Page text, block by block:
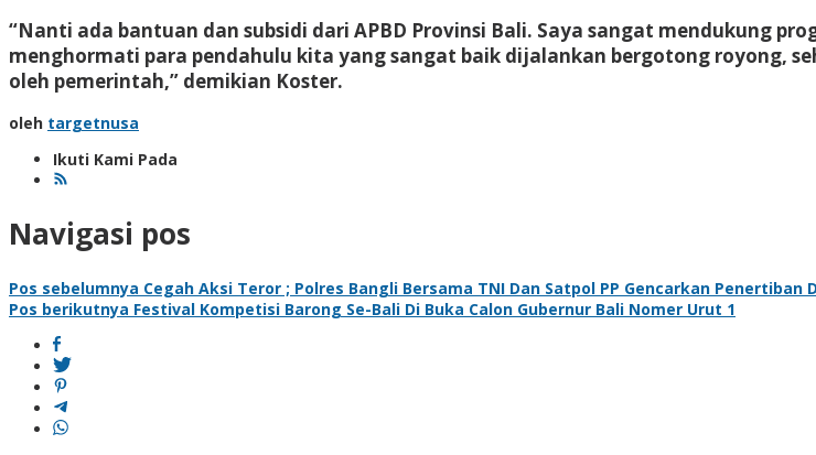
“Nanti ada bantuan dan subsidi dari APBD Provinsi Bali. Saya sangat mendukung
menghormati para pendahulu kita yang sangat baik dijalankan bergotong royong,
oleh pemerintah,” demikian Koster.
oleh targetnusa
Ikuti Kami Pada
Navigasi pos
Pos sebelumnya Cegah Aksi Teror ; Polres Bangli Bersama TNI Dan Satpol PP Gencarkan Penertiban
Pos berikutnya Festival Kompetisi Barong Se-Bali Di Buka Calon Gubernur Bali Nomer Urut 1